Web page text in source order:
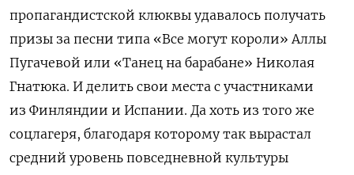
пропагандистской клюквы удавалось получать
призы за песни типа «Все могут короли» Аллы
Пугачевой или «Танец на барабане» Николая
Гнатюка. И делить свои места с участниками
из Финляндии и Испании. Да хоть из того же
соцлагеря, благодаря которому так вырастал
средний уровень повседневной культуры